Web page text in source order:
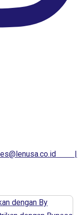
|
dengan By